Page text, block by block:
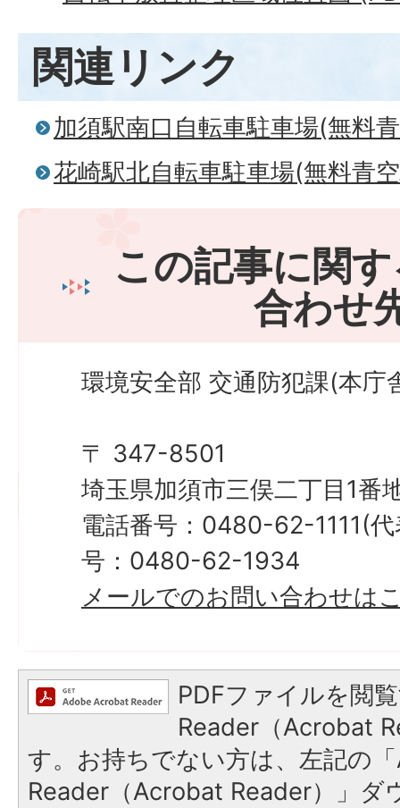
関連リンク
加須駅南口自転車駐車場(無料
花崎駅北自転車駐車場(無料青
この記事に関
合わせ
環境安全部 交通防犯課(本庁
〒 347-8501
埼玉県加須市三俣二丁目1番
電話番号：0480-62-1111(
号：0480-62-1934
メールでのお問い合わせは
PDFファイルを閲
Reader（Acrobat
す。お持ちでない方は、左記の
Reader（Acrobat Reader）」ダ